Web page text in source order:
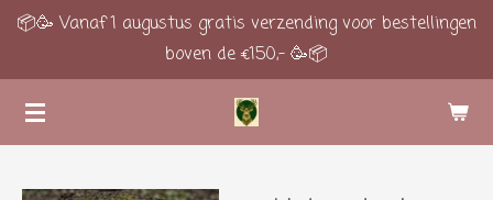
Ga
de
hoofdinhoud
📦🥳 Vanaf 1 augustus gratis verzending voor bestellingen
boven de €150,- 🥳📦